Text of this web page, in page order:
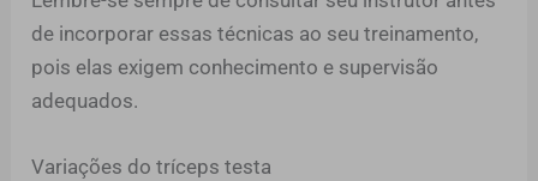
de incorporar essas técnicas ao seu treinamento,
pois elas exigem conhecimento e supervisão
adequados.
Variações do tríceps testa